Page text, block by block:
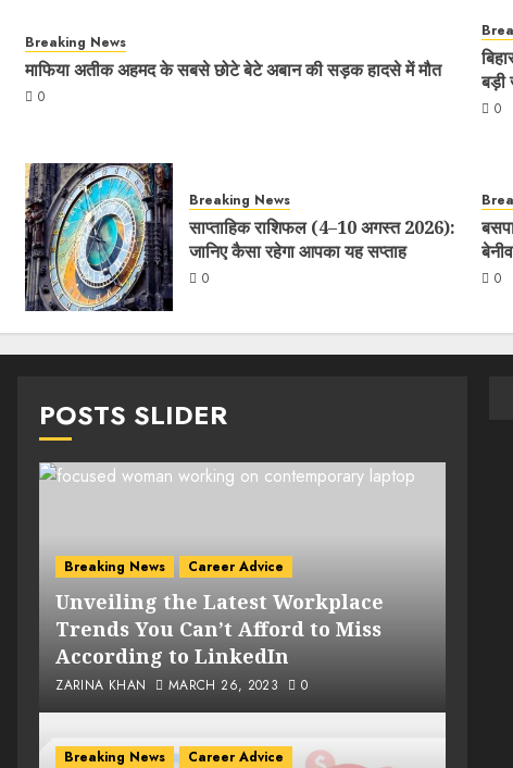
Breaking News
माफिया अतीक अहमद के सबसे छोटे बेटे अबान की सड़क हादसे में मौत
0
बड़ी
0
Breaking News
साप्ताहिक राशिफल (4–10 अगस्त 2026):
जानिए कैसा रहेगा आपका यह सप्ताह
0 0
POSTS SLIDER
Breaking News Career Advice
Unveiling the Latest Workplace
Trends You Can’t Afford to Miss
According to LinkedIn
ZARINA KHAN MARCH 26, 2023 0
Breaking News
Career Advice